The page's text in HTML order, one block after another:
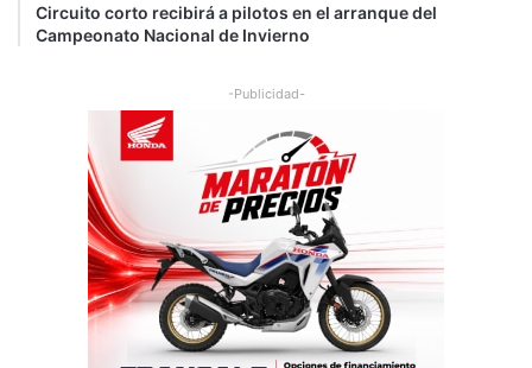
Circuito corto recibirá a pilotos en el arranque del
Campeonato Nacional de Invierno
-Publicidad-